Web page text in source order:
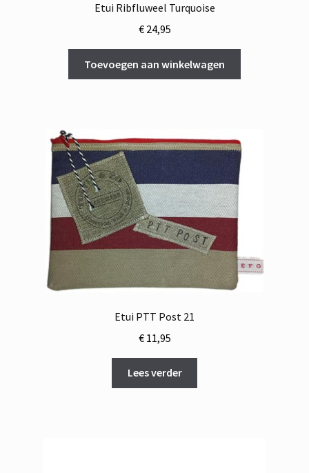
Etui Ribfluweel Turquoise
€24,95
Toevoegen aan winkelwagen
Etui PTT Post 21
€11,95
Lees verder